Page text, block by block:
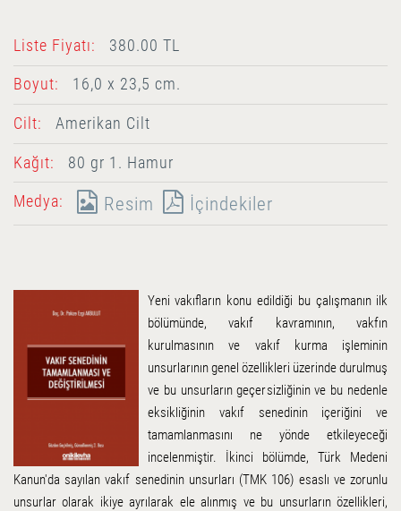
Liste Fiyatı: 380.00 TL
Boyut: 16,0 x 23,5 cm.
Cilt: Amerikan Cilt
Kağıt: 80 gr 1. Hamur
Medya: Resim İçindekiler
Yeni vakıfların konu edildiği bu çalışmanın ilk
bölümünde, vakıf kavramının, vakfın
kurulmasının ve vakıf kurma işleminin
unsurlarının genel özellikleri üzerinde durulmuş
ve bu unsurların geçersizliğinin ve bu nedenle
eksikliğinin vakıf senedinin içeriğini ve
tamamlanmasını ne yönde etkileyeceği
incelenmiştir. İkinci bölümde, Türk Medeni
Kanun'da sayılan vakıf senedinin unsurları (TMK 106) esaslı ve zorunlu
unsurlar olarak ikiye ayrılarak ele alınmış ve bu unsurların özellikleri,